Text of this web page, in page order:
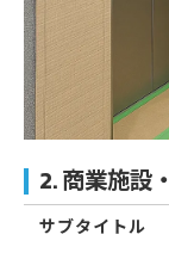
2. 商業施設
サブタイトル